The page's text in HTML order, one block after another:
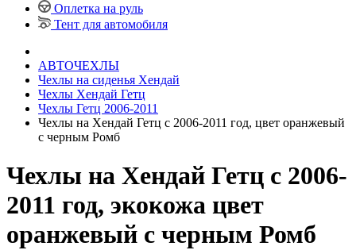
Оплетка на руль
Тент для автомобиля
АВТОЧЕХЛЫ
Чехлы на сиденья Хендай
Чехлы Хендай Гетц
Чехлы Гетц 2006-2011
Чехлы на Хендай Гетц с 2006-2011 год, цвет оранжевый
с черным Ромб
Чехлы на Хендай Гетц с 2006-
2011 год, экокожа цвет
оранжевый с черным Ромб